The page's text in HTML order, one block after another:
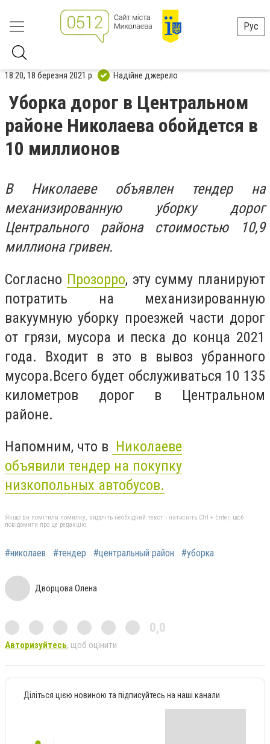
Рус
18:20, 18 березня 2021 р. Надійне джерело
Уборка дорог в Центральном
районе Николаева обойдется в
10 миллионов
В Николаеве объявлен тендер на
механизированную уборку дорог
Центрального района стоимостью 10,9
миллиона гривен.
Согласно Прозорро, эту сумму планируют
потратить на механизированную
вакуумную уборку проезжей части дорог
от грязи, мусора и песка до конца 2021
года. Входит в это в вывоз убранного
мусора.Всего будет обслуживаться 10 135
километров дорог в Центральном
районе.
Напомним, что в Николаеве
объявили тендер на покупку
низкопольных автобусов.
Якщо ви помітили помилку, виділіть необхідний текст і натисніть Ctrl + Enter, щоб
повідомити про це редакцію
#николаев #тендер #центральный район #уборка
Дворцова Олена
0,0
Авторизуйтесь, щоб оцінити
Діліться цією новиною та підписуйтесь на наші канали